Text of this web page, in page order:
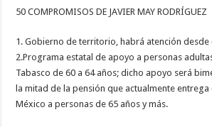
50 COMPROMISOS DE JAVIER MAY RODRÍGUEZ
1. Gobierno de territorio, habrá atención
2.Programa estatal de apoyo a personas
Tabasco de 60 a 64 años; dicho apoyo será
la mitad de la pensión que actualmente
México a personas de 65 años y más.